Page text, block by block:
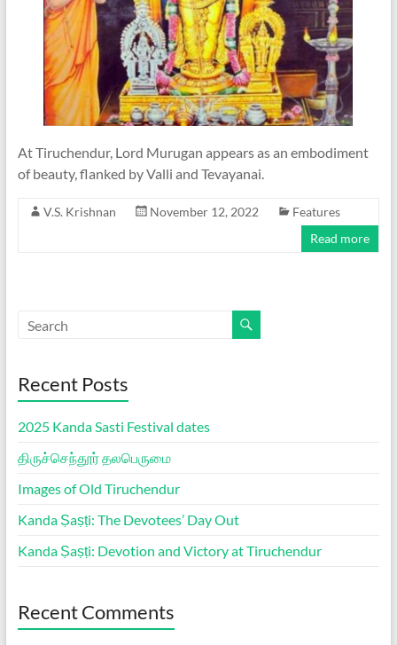
At Tiruchendur, Lord Murugan appears as an embodiment
of beauty, flanked by Valli and Tevayanai.
V.S. Krishnan November 12, 2022
Features
Read more
Recent Posts
2025 Kanda Sasti Festival dates
திருச்செந்தூர் தலபெருமை
Images of Old Tiruchendur
Kanda Ṣaṣṭi: The Devotees’ Day Out
Kanda Ṣaṣṭi: Devotion and Victory at Tiruchendur
Recent Comments